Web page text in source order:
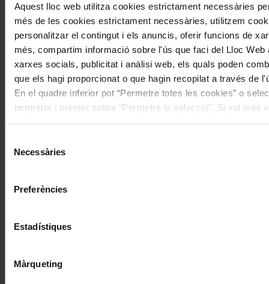
Aquest lloc web utilitza cookies estrictament necessàries
més de les cookies estrictament necessàries, utilitzem
personalitzar el contingut i els anuncis, oferir funcions de
més, compartim informació sobre l'ús que faci del Lloc Web
xarxes socials, publicitat i anàlisi web, els quals poden
que els hagi proporcionat o que hagin recopilat a través de
En el quadre inferior pot “Permetre totes les cookies” o
permetre i prémer sobre "Permetre la selecció". Si vol més
Necessàries
Preferències
Estadístiques
Màrqueting